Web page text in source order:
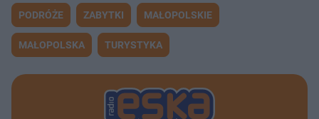
PODRÓŻE ZABYTKI MAŁOPOLSKIE
MAŁOPOLSKA TURYSTYKA